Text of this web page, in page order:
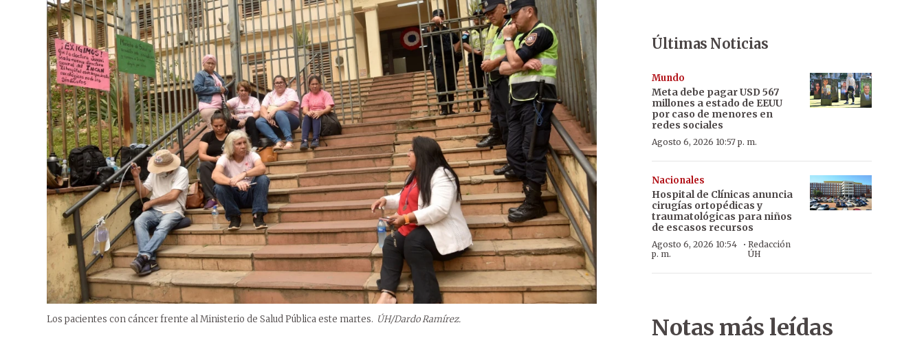
Los pacientes con cáncer frente al Ministerio de Salud Pública este martes. ÚH/Dardo Ramírez.
Últimas Noticias
Mundo
Meta debe pagar USD 567
millones a estado de EEUU
por caso de menores en
redes sociales
Agosto 6, 2026 10:57 p. m.
Nacionales
Hospital de Clínicas anuncia
cirugías ortopédicas y
traumatológicas para niños
de escasos recursos
Agosto 6, 2026 10:54
p. m.
· Redacción
ÚH
Notas más leídas